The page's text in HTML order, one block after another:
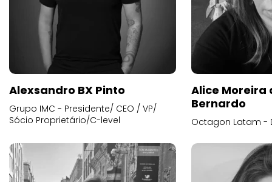
Alexsandro BX Pinto
Grupo IMC - Presidente/ CEO / VP/
Sócio Proprietário/C-level
Alice
Bernardo
Octagon Latam -